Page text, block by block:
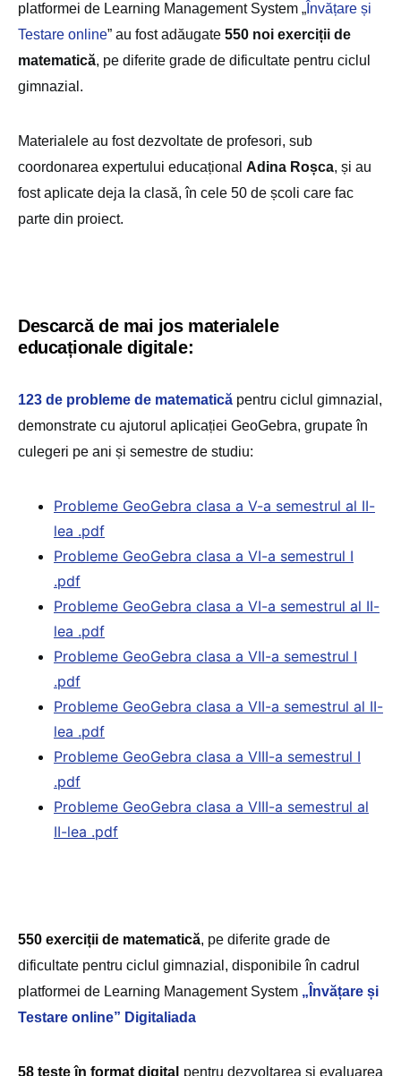
platformei de Learning Management System „ Învățare și
Testare online” au fost adăugate 550 noi exerciții de
matematică, pe diferite grade de dificultate pentru ciclul
gimnazial.
Materialele au fost dezvoltate de profesori, sub
coordonarea expertului educațional Adina Roșca, și au
fost aplicate deja la clasă, în cele 50 de școli care fac
parte din proiect.
Descarcă de mai jos materialele
educaționale digitale:
123 de probleme de matematică pentru ciclul gimnazial,
demonstrate cu ajutorul aplicației GeoGebra, grupate în
culegeri pe ani și semestre de studiu:
Probleme GeoGebra clasa a V-a semestrul al II-
lea .pdf
Probleme GeoGebra clasa a VI-a semestrul I
.pdf
Probleme GeoGebra clasa a VI-a semestrul al II-
lea .pdf
Probleme GeoGebra clasa a VII-a semestrul I
.pdf
Probleme GeoGebra clasa a VII-a semestrul al II-
lea .pdf
Probleme GeoGebra clasa a VIII-a semestrul I
.pdf
Probleme GeoGebra clasa a VIII-a semestrul al
II-lea .pdf
550 exerciții de matematică, pe diferite grade de
dificultate pentru ciclul gimnazial, disponibileîn cadrul
platformei de Learning Management System „Învățare și
Testare online” Digitaliada
58 teste în format digital pentru dezvoltarea și evaluarea